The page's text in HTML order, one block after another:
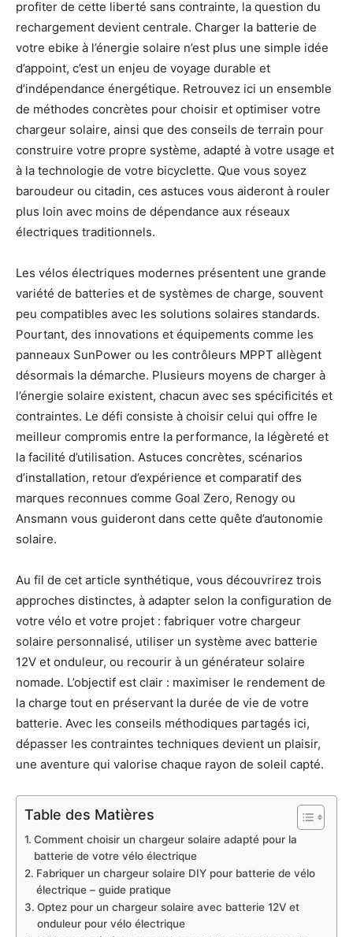
profiter de cette liberté sans contrainte, la question du
rechargement devient centrale. Charger la batterie de
votre ebike à l’énergie solaire n’est plus une simple idée
d’appoint, c’est un enjeu de voyage durable et
d’indépendance énergétique. Retrouvez ici un ensemble
de méthodes concrètes pour choisir et optimiser votre
chargeur solaire, ainsi que des conseils de terrain pour
construire votre propre système, adapté à votre usage et
à la technologie de votre bicyclette. Que vous soyez
baroudeur ou citadin, ces astuces vous aideront à rouler
plus loin avec moins de dépendance aux réseaux
électriques traditionnels.
Les vélos électriques modernes présentent une grande
variété de batteries et de systèmes de charge, souvent
peu compatibles avec les solutions solaires standards.
Pourtant, des innovations et équipements comme les
panneaux SunPower ou les contrôleurs MPPT allègent
désormais la démarche. Plusieurs moyens de charger à
l’énergie solaire existent, chacun avec ses spécificités et
contraintes. Le défi consiste à choisir celui qui offre le
meilleur compromis entre la performance, la légèreté et
la facilité d’utilisation. Astuces concrètes, scénarios
d’installation, retour d’expérience et comparatif des
marques reconnues comme Goal Zero, Renogy ou
Ansmann vous guideront dans cette quête d’autonomie
solaire.
Au fil de cet article synthétique, vous découvrirez trois
approches distinctes, à adapter selon la configuration de
votre vélo et votre projet : fabriquer votre chargeur
solaire personnalisé, utiliser un système avec batterie
12V et onduleur, ou recourir à un générateur solaire
nomade. L’objectif est clair : maximiser le rendement de
la charge tout en préservant la durée de vie de votre
batterie. Avec les conseils méthodiques partagés ici,
dépasser les contraintes techniques devient un plaisir,
une aventure qui valorise chaque rayon de soleil capté.
Table des Matières
Comment choisir un chargeur solaire adapté pour la
batterie de votre vélo électrique
Fabriquer un chargeur solaire DIY pour batterie de vélo
électrique – guide pratique
Optez pour un chargeur solaire avec batterie 12V et
onduleur pour vélo électrique